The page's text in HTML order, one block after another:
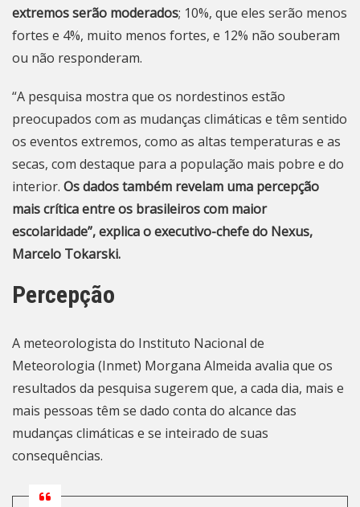
extremos serão moderados; 10%, que eles serão menos
fortes e 4%, muito menos fortes, e 12% não souberam
ou não responderam.
“A pesquisa mostra que os nordestinos estão
preocupados com as mudanças climáticas e têm sentido
os eventos extremos, como as altas temperaturas e as
secas, com destaque para a população mais pobre e do
interior. Os dados também revelam uma percepção
mais crítica entre os brasileiros com maior
escolaridade”, explica o executivo-chefe do Nexus,
Marcelo Tokarski.
Percepção
A meteorologista do Instituto Nacional de
Meteorologia (Inmet) Morgana Almeida avalia que os
resultados da pesquisa sugerem que, a cada dia, mais e
mais pessoas têm se dado conta do alcance das
mudanças climáticas e se inteirado de suas
consequências.